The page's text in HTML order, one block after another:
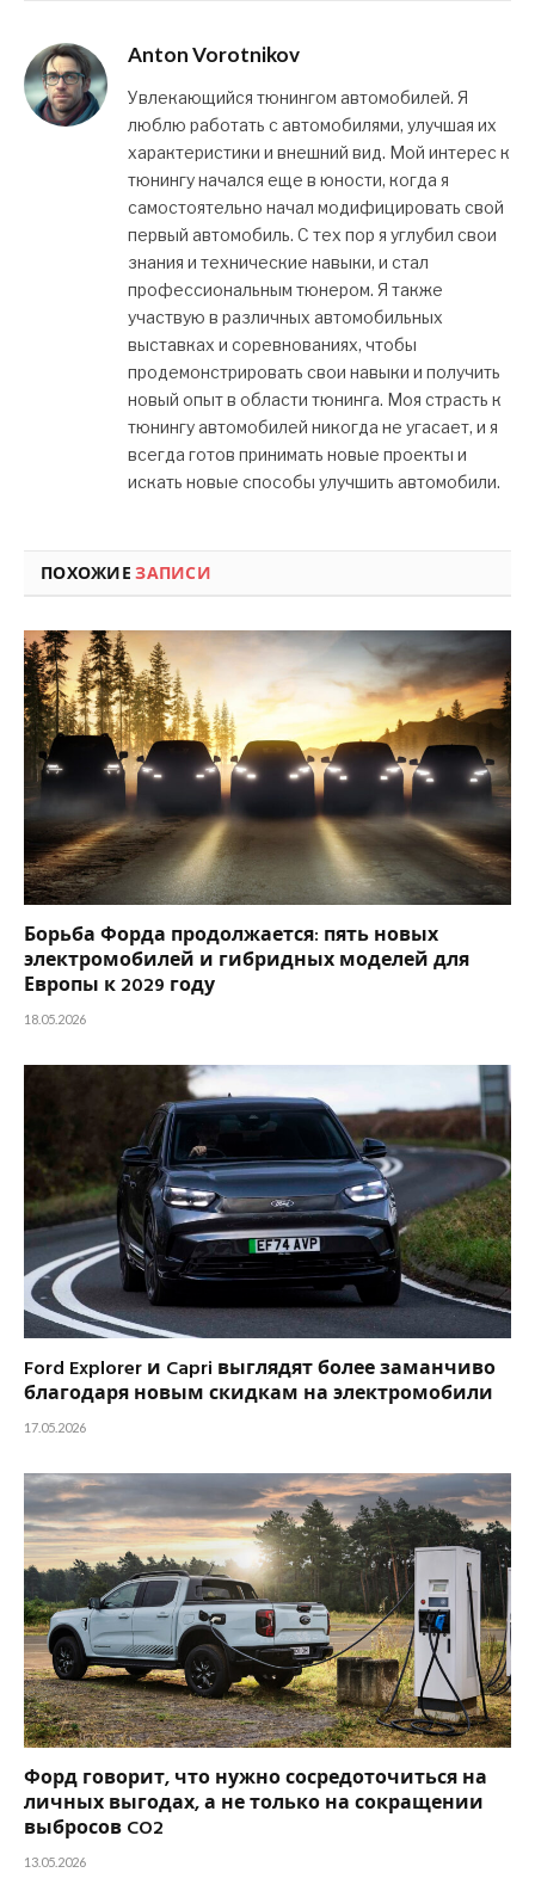
Anton Vorotnikov
Увлекающийся тюнингом автомобилей. Я
люблю работать с автомобилями, улучшая их
характеристики и внешний вид. Мой интерес к
тюнингу начался еще в юности, когда я
самостоятельно начал модифицировать свой
первый автомобиль. С тех пор я углубил свои
знания и технические навыки, и стал
профессиональным тюнером. Я также
участвую в различных автомобильных
выставках и соревнованиях, чтобы
продемонстрировать свои навыки и получить
новый опыт в области тюнинга. Моя страсть к
тюнингу автомобилей никогда не угасает, и я
всегда готов принимать новые проекты и
искать новые способы улучшить автомобили.
ПОХОЖИЕЗАПИСИ
Борьба Форда продолжается: пять новых
электромобилей и гибридных моделей для
Европы к 2029 году
18.05.2026
Ford Explorer и Capri выглядят более заманчиво
благодаря новым скидкам на электромобили
17.05.2026
Форд говорит, что нужно сосредоточиться на
личных выгодах, а не только на сокращении
выбросов CO2
13.05.2026